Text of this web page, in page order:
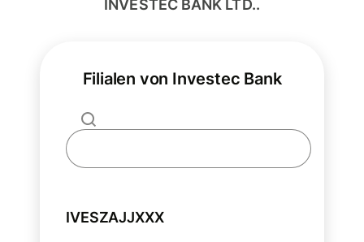
INVESTEC BANK LTD..
Filialen von Investec Bank
IVESZAJJXXX